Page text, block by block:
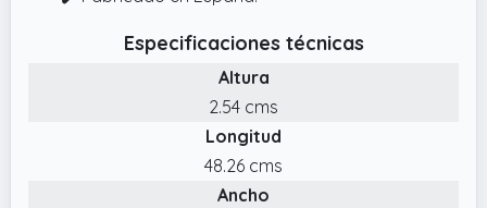
Especificaciones técnicas
Altura
2.54 cms
Longitud
48.26 cms
Ancho